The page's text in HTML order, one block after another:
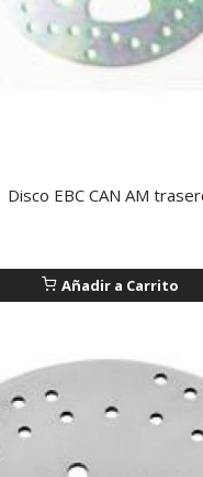
Disco EBC CAN AM
Añadir a Carrito